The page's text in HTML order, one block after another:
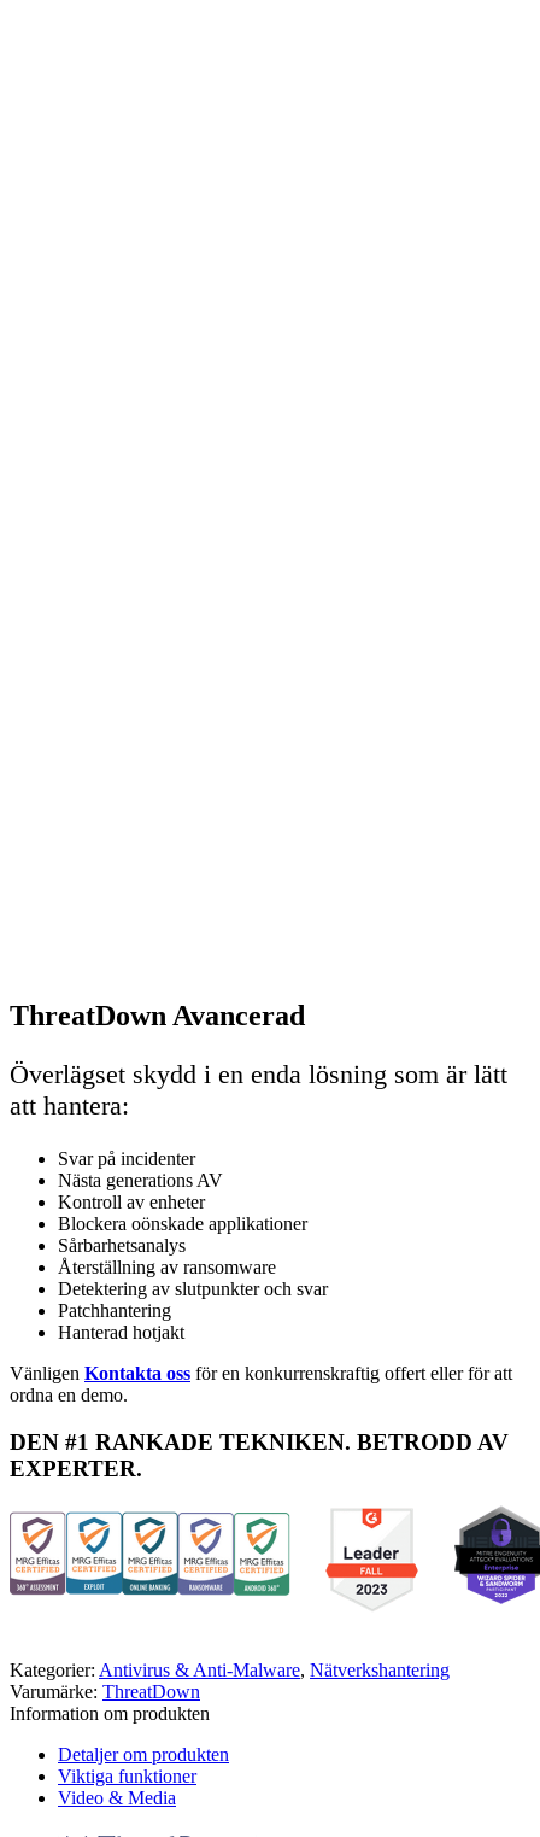
ThreatDown Avancerad
Överlägset skydd i en enda lösning som är lätt
att hantera:
Svar på incidenter
Nästa generations AV
Kontroll av enheter
Blockera oönskade applikationer
Sårbarhetsanalys
Återställning av ransomware
Detektering av slutpunkter och svar
Patchhantering
Hanterad hotjakt
Vänligen Kontakta oss för en konkurrenskraftig offert eller för att
ordna en demo.
DEN #1 RANKADE TEKNIKEN. BETRODD AV
EXPERTER.
Kategorier: Antivirus & Anti-Malware, Nätverkshantering
Varumärke: ThreatDown
Information om produkten
Detaljer om produkten
Viktiga funktioner
Video & Media